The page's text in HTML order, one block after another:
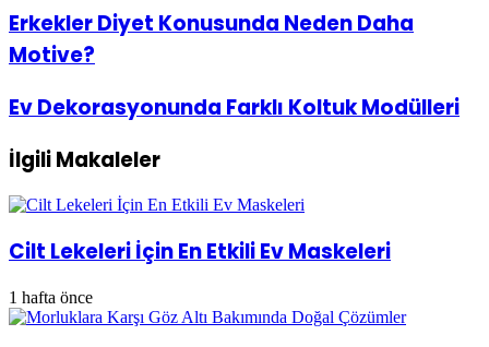
Erkekler
Diyet
Konusunda
Motive?
Erkekler Diyet Konusunda Neden Daha
Motive?
Ev
Dekorasyonunda
Koltuk
Modülleri
Ev Dekorasyonunda Farklı Koltuk Modülleri
İlgili Makaleler
Cilt Lekeleri İçin En Etkili Ev Maskeleri
1 hafta önce